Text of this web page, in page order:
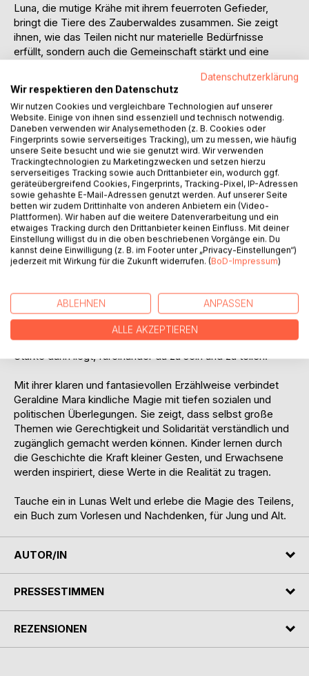
Luna, die mutige Krähe mit ihrem feuerroten Gefieder,
bringt die Tiere des Zauberwaldes zusammen. Sie zeigt
ihnen, wie das Teilen nicht nur materielle Bedürfnisse
erfüllt, sondern auch die Gemeinschaft stärkt und eine
Mitgefühl, Mut und den Glauben an das Gute ... Werte, die
sie an ihre Freunde weitergibt.
Gemeinsam erleben die Tiere, wie das Teilen Vorräte
schafft, Freundschaften stärkt und niemand mehr allein
bleibt. In ihrem Wald findet jeder einen Platz und trägt
etwas zur Gemeinschaft bei. Doch das Buch geht über die
ideale Darstellung hinaus und beleuchtet auch die
Herausforderungen, die es in der Geschichte gab, wenn
soziale Gerechtigkeit nicht wie geplant funktionierte.
Geraldine Mara reflektiert kindgerecht über die
Schwierigkeiten bei der Umsetzung solcher Ideale und
zeigt, dass man aus der Vergangenheit lernen kann.
Botschaft für Kinder und Erwachsene gleichermaßen. Es
erinnert uns daran, dass eine gerechtere, freundliche Welt
möglich ist, wenn wir Solidarität und Gemeinschaft leben.
Die Tiere des Zauberwaldes zeigen uns, dass wahre
Stärke darin liegt, füreinander da zu sein und zu teilen.
Mit ihrer klaren und fantasievollen Erzählweise verbindet
Geraldine Mara kindliche Magie mit tiefen sozialen und
politischen Überlegungen. Sie zeigt, dass selbst große
Themen wie Gerechtigkeit und Solidarität verständlich und
zugänglich gemacht werden können. Kinder lernen durch
die Geschichte die Kraft kleiner Gesten, und Erwachsene
werden inspiriert, diese Werte in die Realität zu tragen.
Tauche ein in Lunas Welt und erlebe die Magie des Teilens,
ein Buch zum Vorlesen und Nachdenken, für Jung und Alt.
AUTOR/IN
PRESSESTIMMEN
REZENSIONEN
Datenschutzerklärung
Wir respektieren den Datenschutz
Wir nutzen Cookies und vergleichbare Technologien auf unserer
Website. Einige von ihnen sind essenziell und technisch notwendig.
Daneben verwenden wir Analysemethoden (z. B. Cookies oder
Fingerprints sowie serverseitiges Tracking), um zu messen, wie häufig
unsere Seite besucht und wie sie genutzt wird. Wir verwenden
Trackingtechnologien zu Marketingzwecken und setzen hierzu
serverseitiges Tracking sowie auch Drittanbieter ein, wodurch ggf.
geräteübergreifend Cookies, Fingerprints, Tracking-Pixel, IP-Adressen
sowie gehashte E-Mail-Adressen genutzt werden. Auf unserer Seite
betten wir zudem Drittinhalte von anderen Anbietern ein (Video-
Plattformen). Wir haben auf die weitere Datenverarbeitung und ein
etwaiges Tracking durch den Drittanbieter keinen Einfluss. Mit deiner
Einstellung willigst du in die oben beschriebenen Vorgänge ein. Du
kannst deine Einwilligung (z. B. im Footer unter „Privacy-Einstellungen“)
jederzeit mit Wirkung für die Zukunft widerrufen. (BoD-Impressum)
ABLEHNEN ANPASSEN
ALLE AKZEPTIEREN